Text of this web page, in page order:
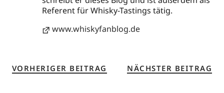
Referent für Whisky-Tastings tätig.
www.whiskyfanblog.de
VORHERIGER BEITRAG NÄCHSTER BEITRAG